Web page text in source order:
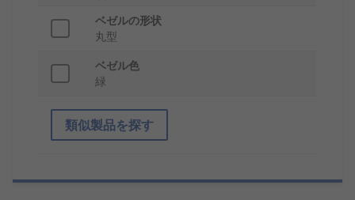
ベゼルの形状
丸型
ベゼル色
緑
類似製品を探す